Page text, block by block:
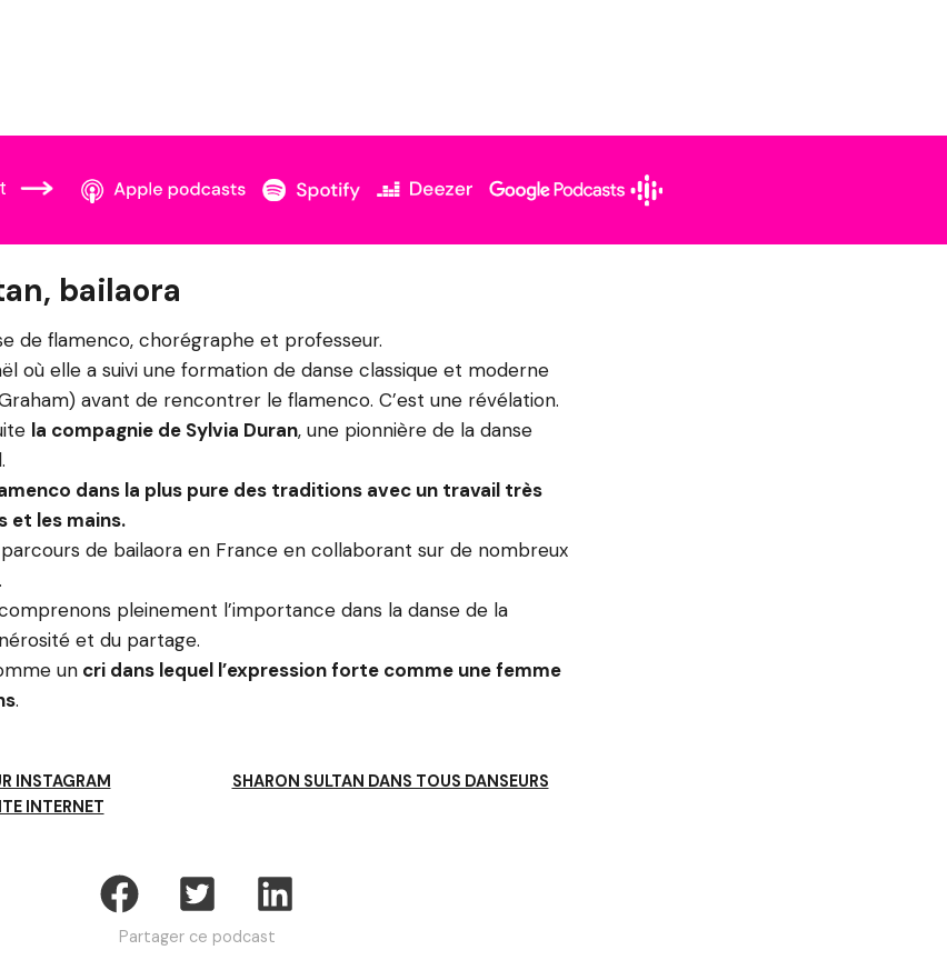
bailaora
de flamenco, chorégraphe et professeur.
où elle a suivi une formation de danse classique et moderne
avant de rencontrer le flamenco. C’est une révélation.
la compagnie de Sylvia Duran, une pionnière de la danse
dans la plus pure des traditions avec un travail très
et les mains.
de bailaora en France en collaborant sur de nombreux
pleinement l’importance dans la danse de la
et du partage.
uncri dans lequel l’expression forte comme une femme
.
INSTAGRAM
INTERNET
SHARON SULTAN DANS TOUS DANSEURS
Partager ce podcast